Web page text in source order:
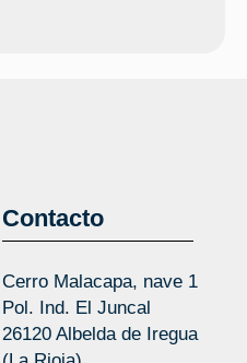
Contacto
Cerro Malacapa, nave 1
Pol. Ind. El Juncal
26120 Albelda de Iregua